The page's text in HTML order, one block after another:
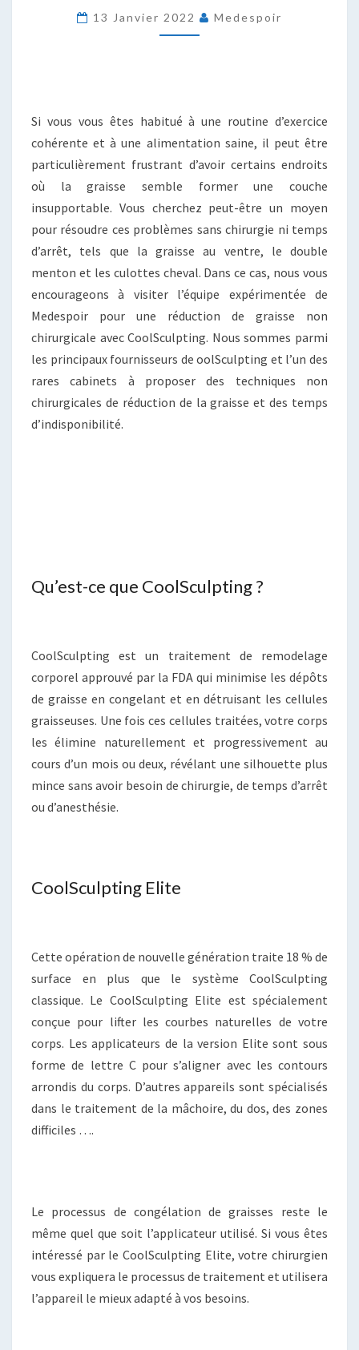
13 Janvier 2022 Medespoir
Si vous vous êtes habitué à une routine d’exercice
cohérente et à une alimentation saine, il peut être
particulièrement frustrant d’avoir certains endroits
où la graisse semble former une couche
insupportable. Vous cherchez peut-être un moyen
pour résoudre ces problèmes sans chirurgie ni temps
d’arrêt, tels que la graisse au ventre, le double
menton et les culottes cheval. Dans ce cas, nous vous
encourageons à visiter l’équipe expérimentée de
Medespoir pour une réduction de graisse non
chirurgicale avec CoolSculpting. Nous sommes parmi
les principaux fournisseurs de oolSculpting et l’un des
rares cabinets à proposer des techniques non
chirurgicales de réduction de la graisse et des temps
d’indisponibilité.
Qu’est-ce que CoolSculpting ?
CoolSculpting est un traitement de remodelage
corporel approuvé par la FDA qui minimise les dépôts
de graisse en congelant et en détruisant les cellules
graisseuses. Une fois ces cellules traitées, votre corps
les élimine naturellement et progressivement au
cours d’un mois ou deux, révélant une silhouette plus
mince sans avoir besoin de chirurgie, de temps d’arrêt
ou d’anesthésie.
CoolSculpting Elite
Cette opération de nouvelle génération traite 18 % de
surface en plus que le système CoolSculpting
classique. Le CoolSculpting Elite est spécialement
conçue pour lifter les courbes naturelles de votre
corps. Les applicateurs de la version Elite sont sous
forme de lettre C pour s’aligner avec les contours
arrondis du corps. D’autres appareils sont spécialisés
dans le traitement de la mâchoire, du dos, des zones
difficiles ….
Le processus de congélation de graisses reste le
même quel que soit l’applicateur utilisé. Si vous êtes
intéressé par le CoolSculpting Elite, votre chirurgien
vous expliquera le processus de traitement et utilisera
l’appareil le mieux adapté à vos besoins.